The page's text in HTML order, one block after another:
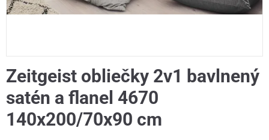
Zeitgeist obliečky 2v1 bavlnený
satén a flanel 4670
140x200/70x90 cm